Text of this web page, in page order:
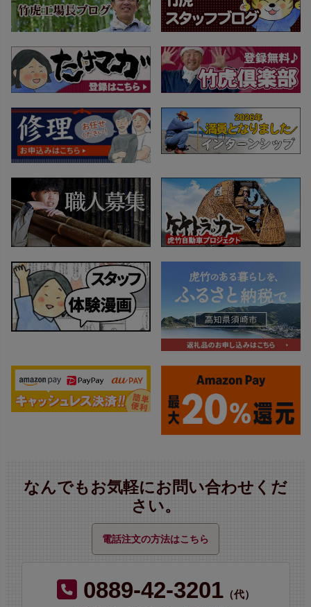
なんでもお気軽にお問い合わせくだ
さい。
電話注文の方法はこちら
0889-42-3201（代）